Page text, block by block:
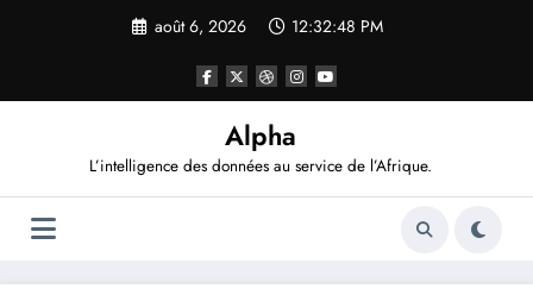
août 6, 2026 12:32:49 PM
Alpha
L’intelligence des données au service de l’Afrique.